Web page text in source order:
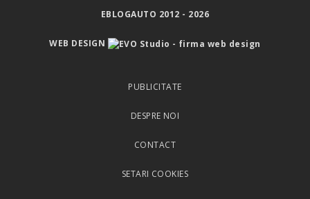
EBLOGAUTO 2012 - 2026
WEB DESIGN
PUBLICITATE
DESPRE NOI
CONTACT
SETARI COOKIES